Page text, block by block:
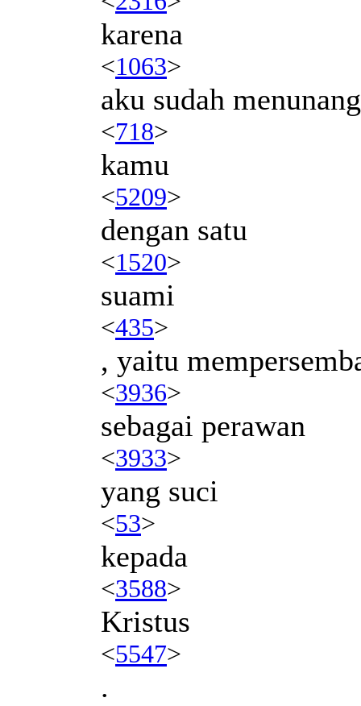
karena
<1063>
aku sudah
<718>
kamu
<5209>
dengan satu
<1520>
suami
<435>
, yaitu
<3936>
sebagai perawan
<3933>
yang suci
<53>
kepada
<3588>
Kristus
<5547>
.